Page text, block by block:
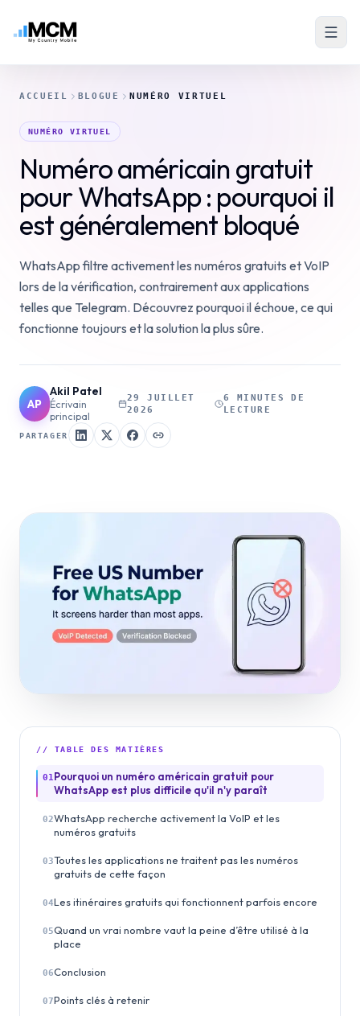
ACCUEIL BLOGUE NUMÉRO VIRTUEL
NUMÉRO VIRTUEL
Numéro américain gratuit
pour WhatsApp : pourquoi il
est généralement bloqué
WhatsApp filtre activement les numéros gratuits et VoIP
lors de la vérification, contrairement aux applications
telles que Telegram. Découvrez pourquoi il échoue, ce qui
fonctionne toujours et la solution la plus sûre.
AP
Akil Patel
Écrivain
principal
29 JUILLET
2026
6 MINUTES DE
LECTURE
PARTAGER
// TABLE DES MATIÈRES
01 Pourquoi un numéro américain gratuit pour
WhatsApp est plus difficile qu'il n'y paraît
02WhatsApp recherche activement la VoIP et les
numéros gratuits
03Toutes les applications ne traitent pas les numéros
gratuits de cette façon
04Les itinéraires gratuits qui fonctionnent parfois encore
05Quand un vrai nombre vaut la peine d’être utilisé à la
place
06Conclusion
07Points clés à retenir